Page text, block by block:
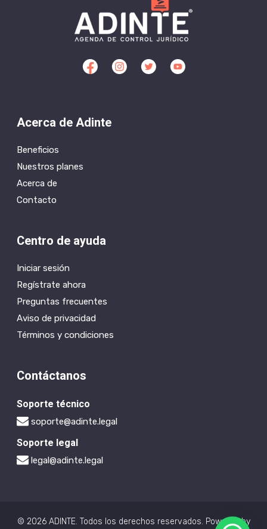
Acerca de Adinte
Beneficios
Nuestros planes
Acerca de
Contacto
Centro de ayuda
Iniciar sesión
Regístrate ahora
Preguntas frecuentes
Aviso de privacidad
Términos y condiciones
Contáctanos
Soporte técnico
soporte@adinte.legal
Soporte legal
legal@adinte.legal
© 2026 ADINTE. Todos los derechos reservados. Powered by